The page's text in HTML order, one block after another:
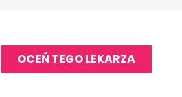
OCEŃ TEGO LEKARZA